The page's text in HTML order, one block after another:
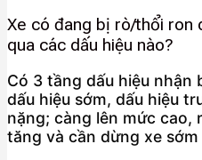
Xe có đang bị rò/thổi ron
qua các dấu hiệu nào?
Có 3 tầng dấu hiệu
dấu hiệu sớm, dấu hiệu
nặng; càng lên mức cao,
tăng và cần dừng xe sớm